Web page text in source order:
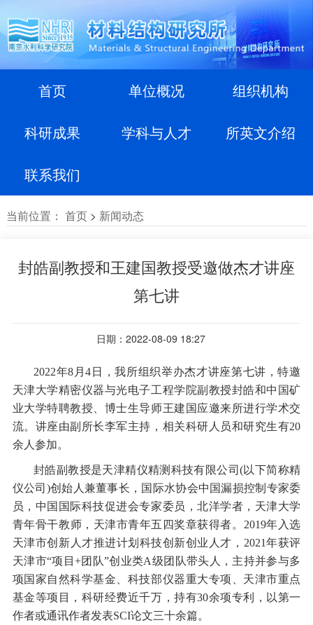
首页 单位概况 组织机构
科研成果 学科与人才 所英文介绍
联系我们
当前位置： 首页> 新闻动态
封皓副教授和王建国教授受邀做杰才讲座
第七讲
日期：2022-08-09 18:27
2022年8月4日，我所组织举办杰才讲座第七讲，特邀
天津大学精密仪器与光电子工程学院副教授封皓和中国矿
业大学特聘教授、博士生导师王建国应邀来所进行学术交
流。讲座由副所长李军主持，相关科研人员和研究生有20
余人参加。
封皓副教授是天津精仪精测科技有限公司(以下简称精
仪公司)创始人兼董事长，国际水协会中国漏损控制专家委
员，中国国际科技促进会专家委员，北洋学者，天津大学
青年骨干教师，天津市青年五四奖章获得者。2019年入选
天津市创新人才推进计划科技创新创业人才，2021年获评
天津市“项目+团队”创业类A级团队带头人，主持并参与多
项国家自然科学基金、科技部仪器重大专项、天津市重点
基金等项目，科研经费近千万，持有30余项专利，以第一
作者或通讯作者发表SCI论文三十余篇。